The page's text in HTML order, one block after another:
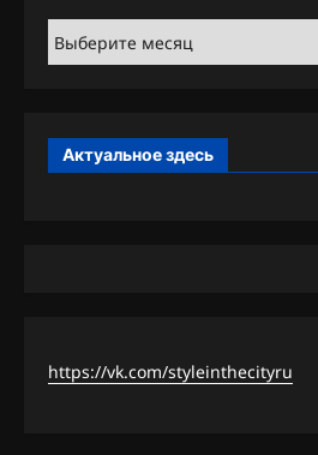
Архивы
Актуальное здесь
https://vk.com/styleinthecityru